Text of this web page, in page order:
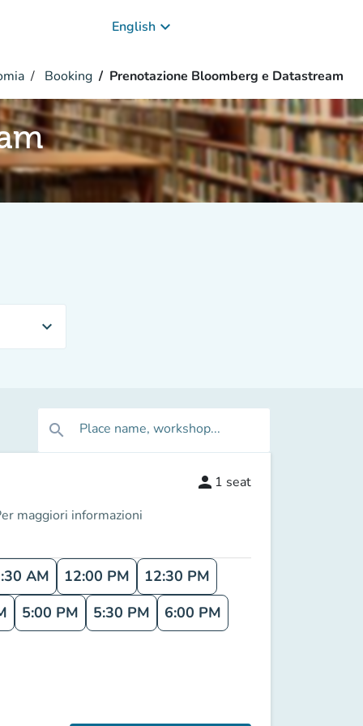
English keyboard_arrow_down
Booking Prenotazione Bloomberg e Datastream
expand_more
search Place name, workshop...
maggiori informazioni
person 1 seat
AM 12:00 PM
12:30 PM
5:00 PM 5:30 PM
6:00 PM